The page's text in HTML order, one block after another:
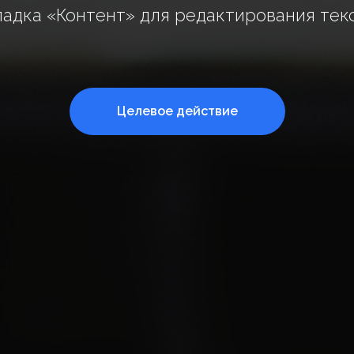
«Контент» для редактирования
Целевое действие